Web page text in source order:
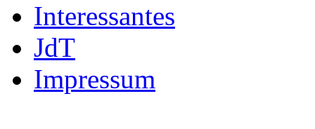
Interessantes
JdT
Impressum